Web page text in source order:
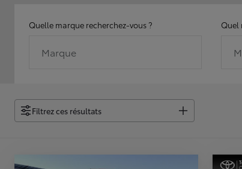
Quelle marque recherchez-vous ?
Marque
Quel
Filtrez ces résultats